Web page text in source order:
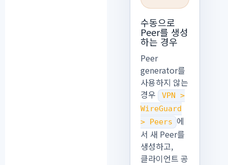
수동으로
Peer를 생성
하는 경우
Peer
generator를
사용하지 않는
경우 VPN >
WireGuard
> Peers 에
서 새 Peer를
생성하고,
클라이언트 공